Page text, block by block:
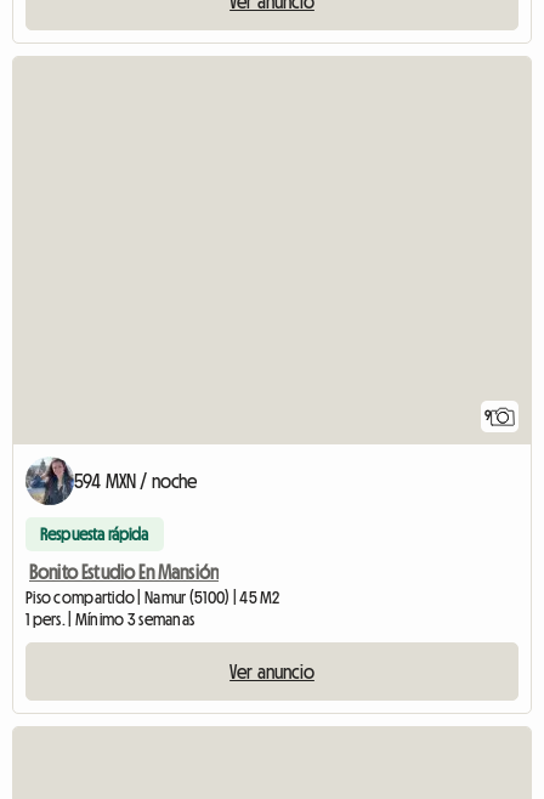
9
594 MXN / noche
Respuesta rápida
Bonito Estudio En Mansión
Piso compartido | Namur (5100) | 45 M2
1 pers. | Mínimo 3 semanas
Ver anuncio